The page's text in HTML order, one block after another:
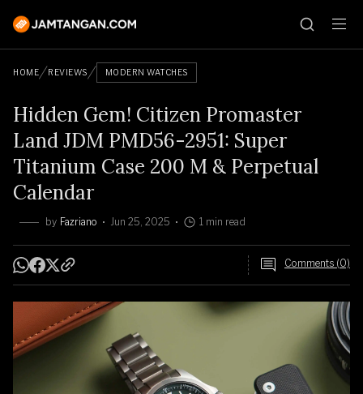
HOME REVIEWS MODERN WATCHES
Hidden Gem! Citizen Promaster
Land JDM PMD56-2951: Super
Titanium Case 200 M & Perpetual
Calendar
by Fazriano Jun 25, 2025 1 min read
Comments (0)